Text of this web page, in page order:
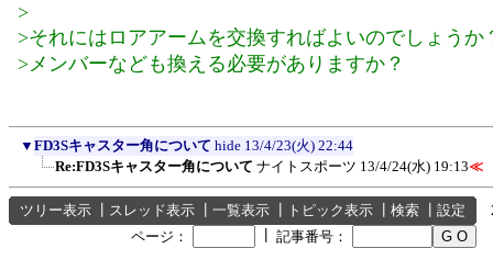
>
>それにはロアアームを交換すればよいのでしょうか
>メンバーなども換える必要がありますか？
▼ FD3Sキャスター角について hide 13/4/23(火) 22:44
Re:FD3Sキャスター角について ナイトスポーツ 13/4/24(水) 19:13≪
ツリー表示 スレッド表示 一覧表示 トピック表示 検索 設定
ページ：
記事番号：